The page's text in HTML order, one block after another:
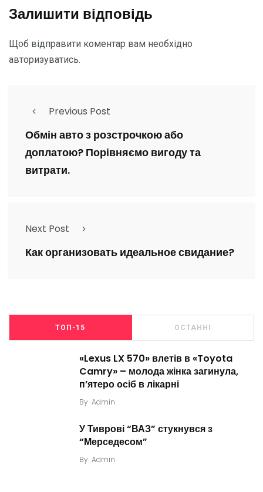
Залишити відповідь
Щоб відправити коментар вам необхідно
авторизуватись.
Previous Post
Обмін авто з розстрочкою або
доплатою? Порівняємо вигоду та
витрати.
Next Post
Как организовать идеальное свидание?
ТОП-15 ОСТАННІ
«Lexus LX 570» влетів в «Toyota
Camry» – молода жінка загинула,
п’ятеро осіб в лікарні
By Admin
У Тиврові “ВАЗ” стукнувся з
“Мерседесом”
By Admin